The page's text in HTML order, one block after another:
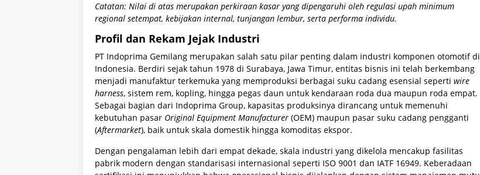
Catatan: Nilai di atas merupakan perkiraan kasar yang dipengaruhi oleh regulasi upah minimum
regional setempat, kebijakan internal, tunjangan lembur, serta performa individu.
Profil dan Rekam Jejak Industri
PT Indoprima Gemilang merupakan salah satu pilar penting dalam industri komponen otomotif di
Indonesia. Berdiri sejak tahun 1978 di Surabaya, Jawa Timur, entitas bisnis ini telah berkembang
menjadi manufaktur terkemuka yang memproduksi berbagai suku cadang esensial seperti wire
harness, sistem rem, kopling, hingga pegas daun untuk kendaraan roda dua maupun roda empat.
Sebagai bagian dari Indoprima Group, kapasitas produksinya dirancang untuk memenuhi
kebutuhan pasar Original Equipment Manufacturer (OEM) maupun pasar suku cadang pengganti
(Aftermarket), baik untuk skala domestik hingga komoditas ekspor.
Dengan pengalaman lebih dari empat dekade, skala industri yang dikelola mencakup fasilitas
pabrik modern dengan standarisasi internasional seperti ISO 9001 dan IATF 16949. Keberadaan